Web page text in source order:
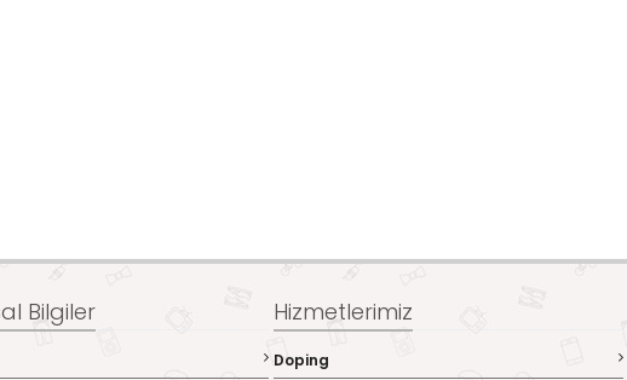
Bilgiler Hizmetlerimiz
Doping